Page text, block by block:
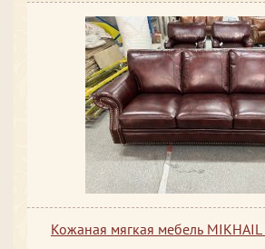
Кожаная мягкая мебель